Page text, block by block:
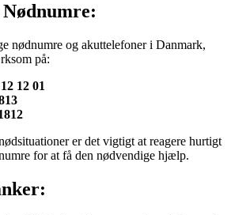
nødnumre og akuttelefoner i Danmark,
på:
12 01
er det vigtigt at reagere hurtigt
for at få den nødvendige hjælp.